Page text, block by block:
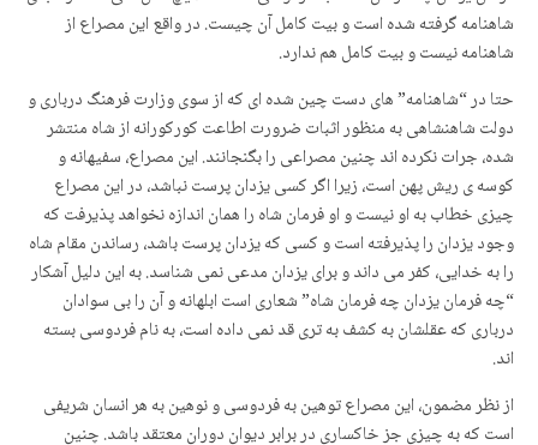
شاهنامه گرفته شده است و بیت کامل آن چیست. در واقع این مصراع از
شاهنامه نیست و بیت کامل هم ندارد.
حتا در “شاهنامه” های دست چین شده ای که از سوی وزارت فرهنگ درباری و
دولت شاهنشاهی به منظور اثبات ضرورت اطاعت کورکورانه از شاه منتشر
شده، جرات نکرده اند چنین مصراعی را بگنجانند. این مصراع، سفیهانه و
کوسه ی ریش پهن است، زیرا اگر کسی یزدان پرست نباشد، در این مصراع
چیزی خطاب به او نیست و او فرمان شاه را همان اندازه نخواهد پذیرفت که
وجود یزدان را پذیرفته است و کسی که یزدان پرست باشد، رساندن مقام شاه
را به خدایی، کفر می داند و برای یزدان مدعی نمی شناسد. به این دلیل آشکار
“چه فرمان یزدان چه فرمان شاه” شعاری است ابلهانه و آن را بی سوادان
درباری که عقلشان به کشف به تری قد نمی داده است، به نام فردوسی بسته
اند.
از نظر مضمون، این مصراع توهین به فردوسی و نوهین به هر انسان شریفی
است که به چیزی جز خاکساری در برابر دیوان دوران معتقد باشد. چنین